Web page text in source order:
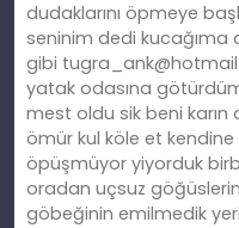
dudaklarını öpmeye
seninim dedi kucağıma
gibi
yatak odasına
mest oldu sik beni
ömür kul köle et
öpüşmüyor yiyorduk
oradan uçsuz
göbeğinin emilmedik